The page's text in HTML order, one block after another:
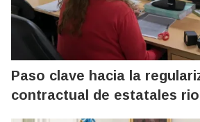
Paso clave hacia la
contractual de estatales